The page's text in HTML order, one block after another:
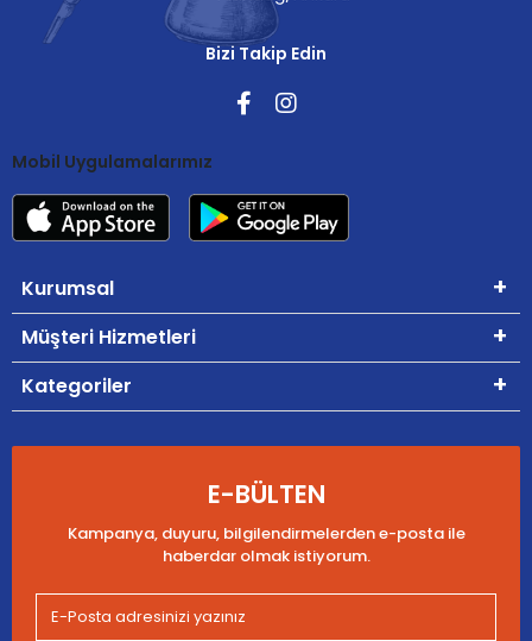
Bizi Takip Edin
Mobil Uygulamalarımız
Kurumsal
Müşteri Hizmetleri
Kategoriler
E-BÜLTEN
Kampanya, duyuru, bilgilendirmelerden e-posta ile
haberdar olmak istiyorum.